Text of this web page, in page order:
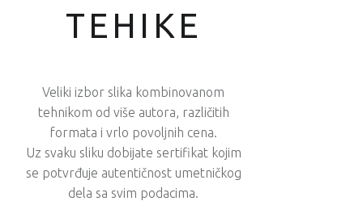
TEHIKE
Veliki izbor slika kombinovanom
tehnikom od više autora, različitih
formata i vrlo povoljnih cena.
Uz svaku sliku dobijate sertifikat kojim
se potvrđuje autentičnost umetničkog
dela sa svim podacima.